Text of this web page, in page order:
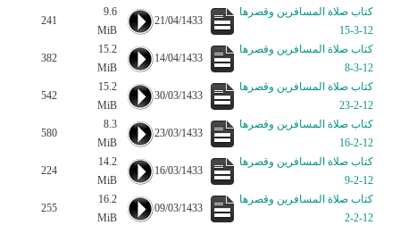
كتاب صلاة المسافرين وقصرها
12-3-15
21/04/1433
9.6
MiB
241
كتاب صلاة المسافرين وقصرها
12-3-8
14/04/1433
15.2
MiB
382
كتاب صلاة المسافرين وقصرها
12-2-23
30/03/1433
15.2
MiB
542
كتاب صلاة المسافرين وقصرها
12-2-16
23/03/1433
8.3
MiB
580
كتاب صلاة المسافرين وقصرها
12-2-9
16/03/1433
14.2
MiB
224
كتاب صلاة المسافرين وقصرها
12-2-2
09/03/1433
16.2
MiB
255